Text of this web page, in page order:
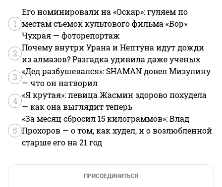
1
Его номинировали на «Оскар»: гуляем по
местам съемок культового фильма «Вор»
Чухрая — фоторепортаж
2
Почему внутри Урана и Нептуна идут дожди
из алмазов? Разгадка удивила даже ученых
3
«Дед разбушевался»: SHAMAN довел Мизулину
— что он натворил
4
«Я крутая»: певица Жасмин здорово похудела
— как она выглядит теперь
5
«За месяц сбросил 15 килограммов»: Влад
Прохоров — о том, как худел, и о возлюбленной
старше его на 21 год
ПРИСОЕДИНИТЬСЯ